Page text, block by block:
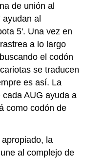
de unión al
ayudan al
5'. Una vez en
a lo largo
el codón
se traducen
es así. La
AUG ayuda a
como codón de
la
al complejo de